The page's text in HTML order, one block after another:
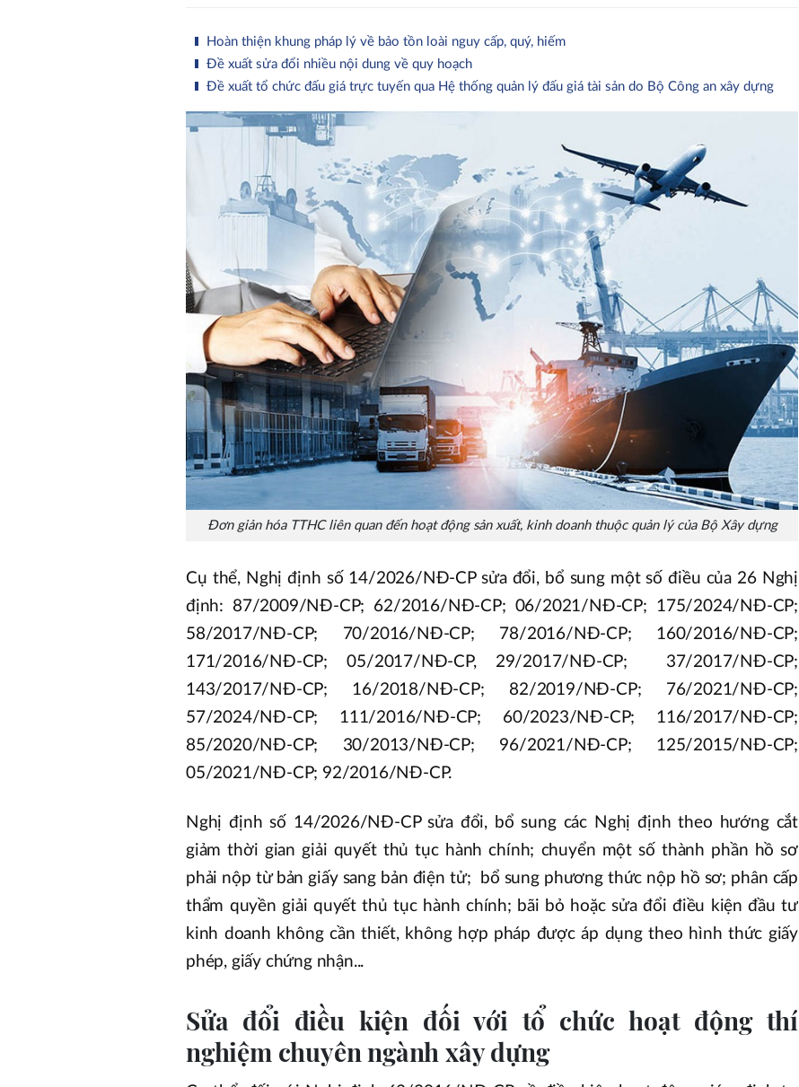
Hoàn thiện khung pháp lý về bảo tồn loài nguy cấp, quý, hiếm
Đề xuất sửa đổi nhiều nội dung về quy hoạch
Đề xuất tổ chức đấu giá trực tuyến qua Hệ thống quản lý đấu giá tài sản do Bộ Công an xây dựng
Đơn giản hóa TTHC liên quan đến hoạt động sản xuất, kinh doanh thuộc quản lý của Bộ Xây dựng
Cụ thể, Nghị định số 14/2026/NĐ-CP sửa đổi, bổ sung một số điều của 26 Nghị
định: 87/2009/NĐ-CP; 62/2016/NĐ-CP; 06/2021/NĐ-CP; 175/2024/NĐ-CP;
58/2017/NĐ-CP; 70/2016/NĐ-CP; 78/2016/NĐ-CP; 160/2016/NĐ-CP;
171/2016/NĐ-CP; 05/2017/NĐ-CP, 29/2017/NĐ-CP; 37/2017/NĐ-CP;
143/2017/NĐ-CP; 16/2018/NĐ-CP; 82/2019/NĐ-CP; 76/2021/NĐ-CP;
57/2024/NĐ-CP; 111/2016/NĐ-CP; 60/2023/NĐ-CP; 116/2017/NĐ-CP;
85/2020/NĐ-CP; 30/2013/NĐ-CP; 96/2021/NĐ-CP; 125/2015/NĐ-CP;
05/2021/NĐ-CP; 92/2016/NĐ-CP.
Nghị định số 14/2026/NĐ-CP sửa đổi, bổ sung các Nghị định theo hướng cắt
giảm thời gian giải quyết thủ tục hành chính; chuyển một số thành phần hồ sơ
phải nộp từ bản giấy sang bản điện tử; bổ sung phương thức nộp hồ sơ; phân cấp
thẩm quyền giải quyết thủ tục hành chính; bãi bỏ hoặc sửa đổi điều kiện đầu tư
kinh doanh không cần thiết, không hợp pháp được áp dụng theo hình thức giấy
phép, giấy chứng nhận...
Sửa đổi điều kiện đối với tổ chức hoạt động thí
nghiệm chuyên ngành xây dựng